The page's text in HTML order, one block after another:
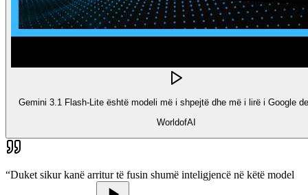
Gemini 3.1 Flash-Lite është modeli më i shpejtë dhe më i lirë i Google
WorldofAI
“Duket sikur kanë arritur të fusin shumë inteligjencë në këtë model